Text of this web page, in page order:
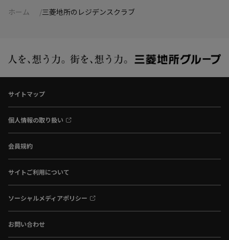
ホーム 三菱地所のレジデンスクラブ
サイトマップ
個人情報の取り扱い
会員規約
サイトご利用について
ソーシャルメディアポリシー
お問い合わせ